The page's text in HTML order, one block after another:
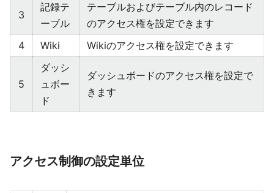
3
記録テ
ーブル
テーブルおよびテーブル内のレコード
のアクセス権を設定できます
4
Wiki Wikiのアクセス権を設定できます
5
ダッシ
ュボー
ド
ダッシュボードのアクセス権を設定で
きます
アクセス制御の設定単位